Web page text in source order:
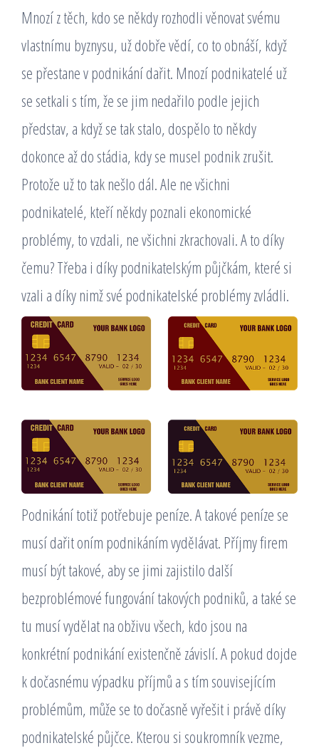
Mnozí z těch, kdo se někdy rozhodli věnovat svému
vlastnímu byznysu, už dobře vědí, co to obnáší, když
se přestane v podnikání dařit. Mnozí podnikatelé už
se setkali s tím, že se jim nedařilo podle jejich
představ, a když se tak stalo, dospělo to někdy
dokonce až do stádia, kdy se musel podnik zrušit.
Protože už to tak nešlo dál.Ale ne všichni
podnikatelé, kteří někdy poznali ekonomické
problémy, to vzdali, ne všichni zkrachovali. A to díky
čemu? Třeba i díky podnikatelským půjčkám, které si
vzali a díky nimž své podnikatelské problémy zvládli.
Podnikání totiž potřebuje peníze. A takové peníze se
musí dařit oním podnikáním vydělávat. Příjmy firem
musí být takové, aby se jimi zajistilo další
bezproblémové fungování takových podniků, a také se
tu musí vydělat na obživu všech, kdo jsou na
konkrétní podnikání existenčně závislí. A pokud dojde
k dočasnému výpadku příjmů a s tím souvisejícím
problémům, může se to dočasně vyřešit i právě díky
podnikatelské půjčce. Kterou si soukromník vezme,